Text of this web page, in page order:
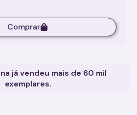
Comprar
já vendeu mais de 60 mil
exemplares.